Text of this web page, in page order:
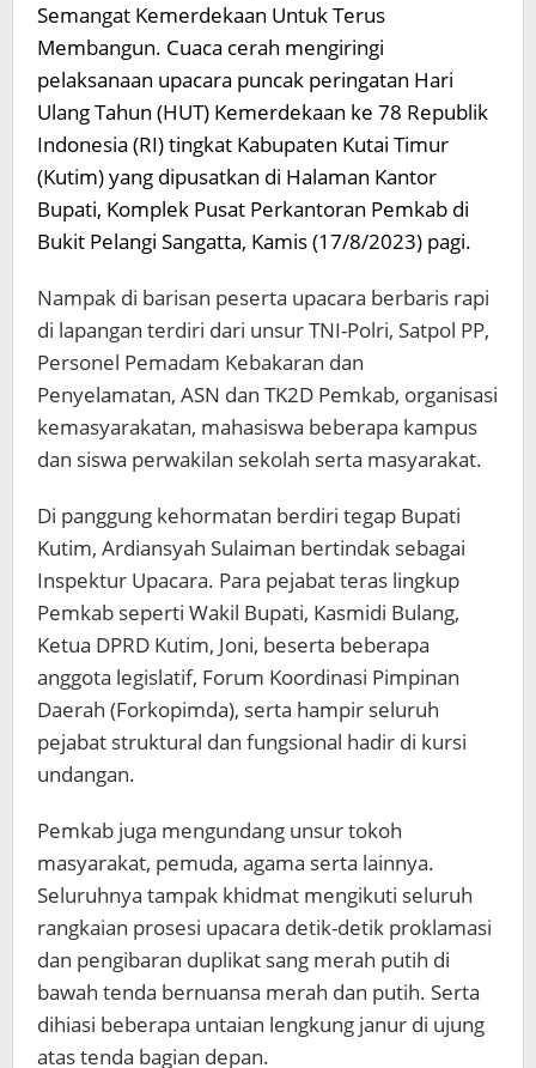
Semangat Kemerdekaan Untuk Terus
Membangun. Cuaca cerah mengiringi
pelaksanaan upacara puncak peringatan Hari
Ulang Tahun (HUT) Kemerdekaan ke 78 Republik
Indonesia (RI) tingkat Kabupaten Kutai Timur
(Kutim) yang dipusatkan di Halaman Kantor
Bupati, Komplek Pusat Perkantoran Pemkab di
Bukit Pelangi Sangatta, Kamis (17/8/2023) pagi.
Nampak di barisan peserta upacara berbaris rapi
di lapangan terdiri dari unsur TNI-Polri, Satpol PP,
Personel Pemadam Kebakaran dan
Penyelamatan, ASN dan TK2D Pemkab, organisasi
kemasyarakatan, mahasiswa beberapa kampus
dan siswa perwakilan sekolah serta masyarakat.
Di panggung kehormatan berdiri tegap Bupati
Kutim, Ardiansyah Sulaiman bertindak sebagai
Inspektur Upacara. Para pejabat teras lingkup
Pemkab seperti Wakil Bupati, Kasmidi Bulang,
Ketua DPRD Kutim, Joni, beserta beberapa
anggota legislatif, Forum Koordinasi Pimpinan
Daerah (Forkopimda), serta hampir seluruh
pejabat struktural dan fungsional hadir di kursi
undangan.
Pemkab juga mengundang unsur tokoh
masyarakat, pemuda, agama serta lainnya.
Seluruhnya tampak khidmat mengikuti seluruh
rangkaian prosesi upacara detik-detik proklamasi
dan pengibaran duplikat sang merah putih di
bawah tenda bernuansa merah dan putih. Serta
dihiasi beberapa untaian lengkung janur di ujung
atas tenda bagian depan.